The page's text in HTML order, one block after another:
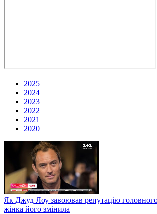
2025
2024
2023
2022
2021
2020
Як Джуд Лоу завоював репутацію головного
жінка його змінила